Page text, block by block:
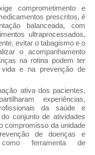
comprometimento e
prescritos, é
balanceada, com
ultraprocessados,
evitar o tabagismo e o
o acompanhamento
na rotina podem ter
e na prevenção de
ativa dos pacientes,
experiências,
da saúde e
conjunto de atividades
compromisso da unidade
de doenças e
ferramenta de